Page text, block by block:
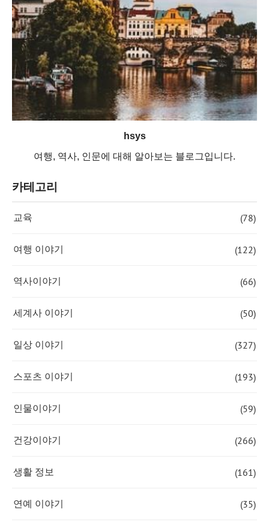
hsys
여행, 역사, 인문에 대해 알아보는 블로그입니다.
카테고리
교육 (78)
여행 이야기 (122)
역사이야기 (66)
세계사 이야기 (50)
일상 이야기 (327)
스포츠 이야기 (193)
인물이야기 (59)
건강이야기 (266)
생활 정보 (161)
연예 이야기 (35)